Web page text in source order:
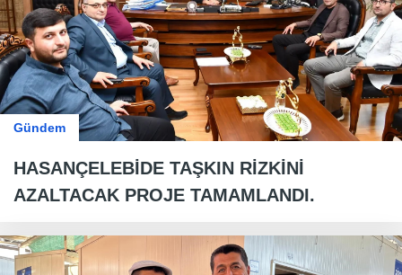
Gündem
HASANÇELEBİDE TAŞKIN RİZKİNİ
AZALTACAK PROJE TAMAMLANDI.